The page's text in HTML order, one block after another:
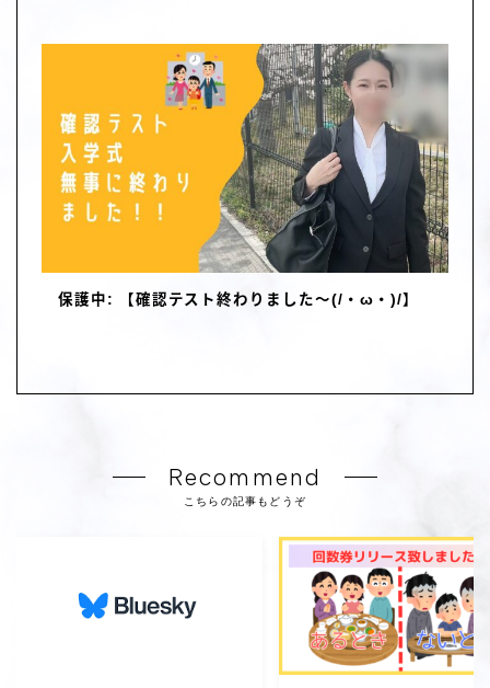
保護中: 【確認テスト終わりました～(/・ω・)/】
Recommend
こちらの記事もどうぞ